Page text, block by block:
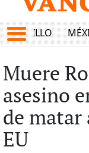
SALTILLO
Muere
asesino
de matar
EU